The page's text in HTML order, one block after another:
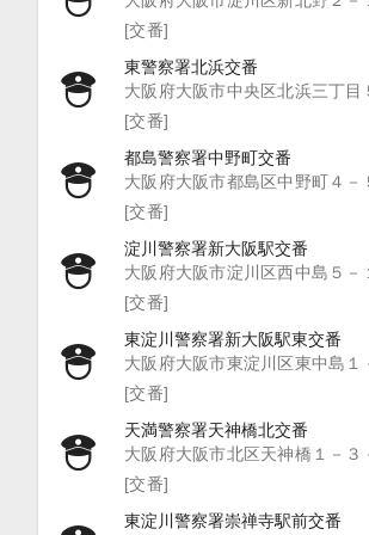
[交番]
東警察署北浜交番
大阪府大阪市中央区北浜三丁目
[交番]
都島警察署中野町交番
大阪府大阪市都島区中野町４－
[交番]
淀川警察署新大阪駅交番
大阪府大阪市淀川区西中島５
[交番]
東淀川警察署新大阪駅東交番
大阪府大阪市東淀川区東中島１
[交番]
天満警察署天神橋北交番
大阪府大阪市北区天神橋１－３
[交番]
東淀川警察署崇禅寺駅前交番